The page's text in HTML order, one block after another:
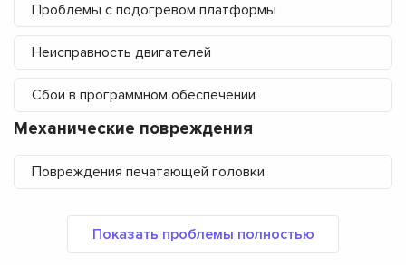
Проблемы с подогревом платформы
Неисправность двигателей
Сбои в программном обеспечении
Механические повреждения
Повреждения печатающей головки